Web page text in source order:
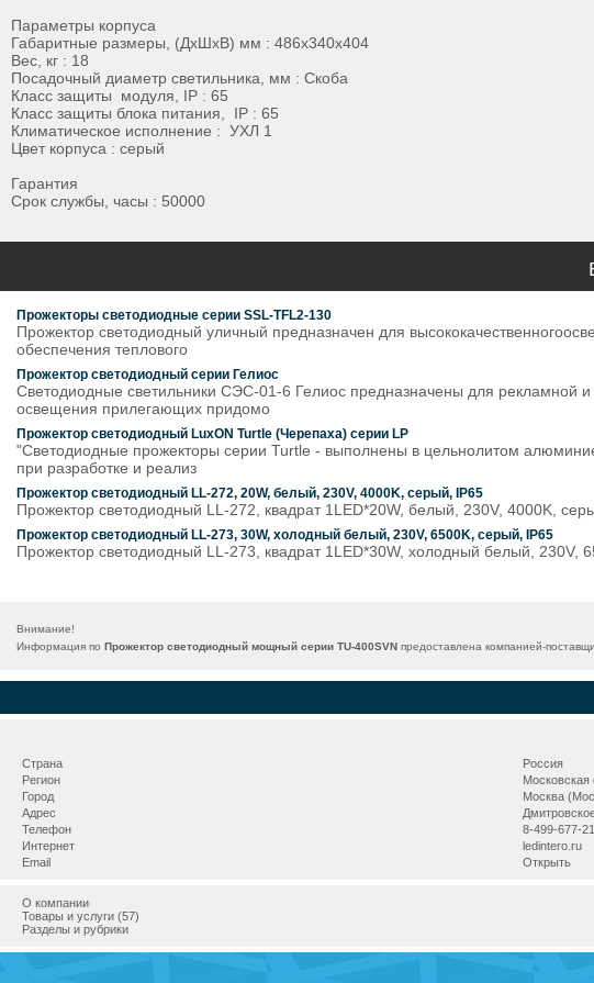
Параметры корпуса
Габаритные размеры, (ДхШхВ) мм : 486х340х404
Вес, кг : 18
Посадочный диаметр светильника, мм : Скоба
Класс защиты модуля, IP : 65
Класс защиты блока питания, IP : 65
Климатическое исполнение : УХЛ 1
Цвет корпуса : серый
Гарантия
Срок службы, часы : 50000
Прожекторы светодиодные серии SSL-TFL2-130
Прожектор светодиодный уличный предназначен для
обеспечения теплового
Прожектор светодиодный серии Гелиос
Светодиодные светильники СЭС-01-6 Гелиос предназначены для рекламной
освещения прилегающих придомо
Прожектор светодиодный LuxON Turtle (Черепаха) серии LP
"Светодиодные прожекторы серии Turtle - выполнены в цельнолитом
при разработке и реализ
Прожектор светодиодный LL-272, 20W, белый, 230V, 4000K, серый, IP65
Прожектор светодиодный LL-272, квадрат 1LED*20W, белый, 230V, 4000K,
Прожектор светодиодный LL-273, 30W, холодный белый, 230V, 6500K, серый, IP65
Прожектор светодиодный LL-273, квадрат 1LED*30W, холодный белый, 230V,
Внимание!
Информация по Прожектор светодиодный мощный серии TU-400SVN предоставлена компанией-
Страна
Россия
Регион
Московская
Город
Москва
Адрес
Телефон
8-499-677-
Интернет
ledintero.ru
Email
Открыть
О компании
Товары и услуги (57)
Разделы и рубрики